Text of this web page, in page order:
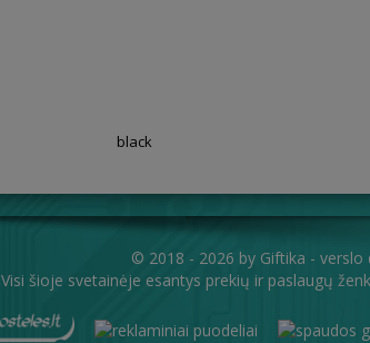
black
© 2018 - 2026 by Giftika - verslo
Visi šioje svetainėje esantys prekių ir paslaugų